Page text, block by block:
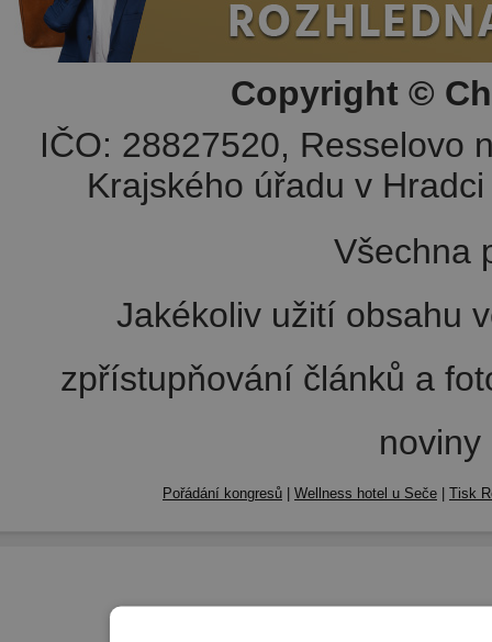
Copyright ©
IČO: 28827520, Resselovo
Krajského úřadu v
Všechna
Jakékoliv užití obsahu
zpřístupňování článků a
Pořádání kongresů Wellness hotel u Seče Tisk